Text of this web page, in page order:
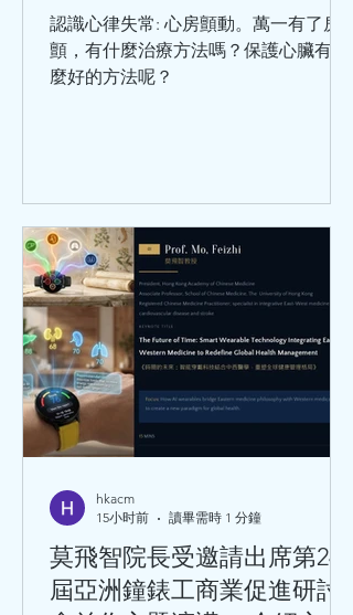
活中，出現哪些情況，要及時就醫呢？
勞累或工作緊張時，出現胸骨後疼痛或
心前區悶痛，緊縮樣疼痛，並向
動)
認識心律失常: 心房顫動。萬一有了房
顫，有什麼治療方法嗎？保護心臟有什
麼好的方法呢？
莫飛智院長受邀請出席第24
屆亞洲鐘錶工商業促進研討
hkacm
15小时前
讀畢需時 1 分鐘